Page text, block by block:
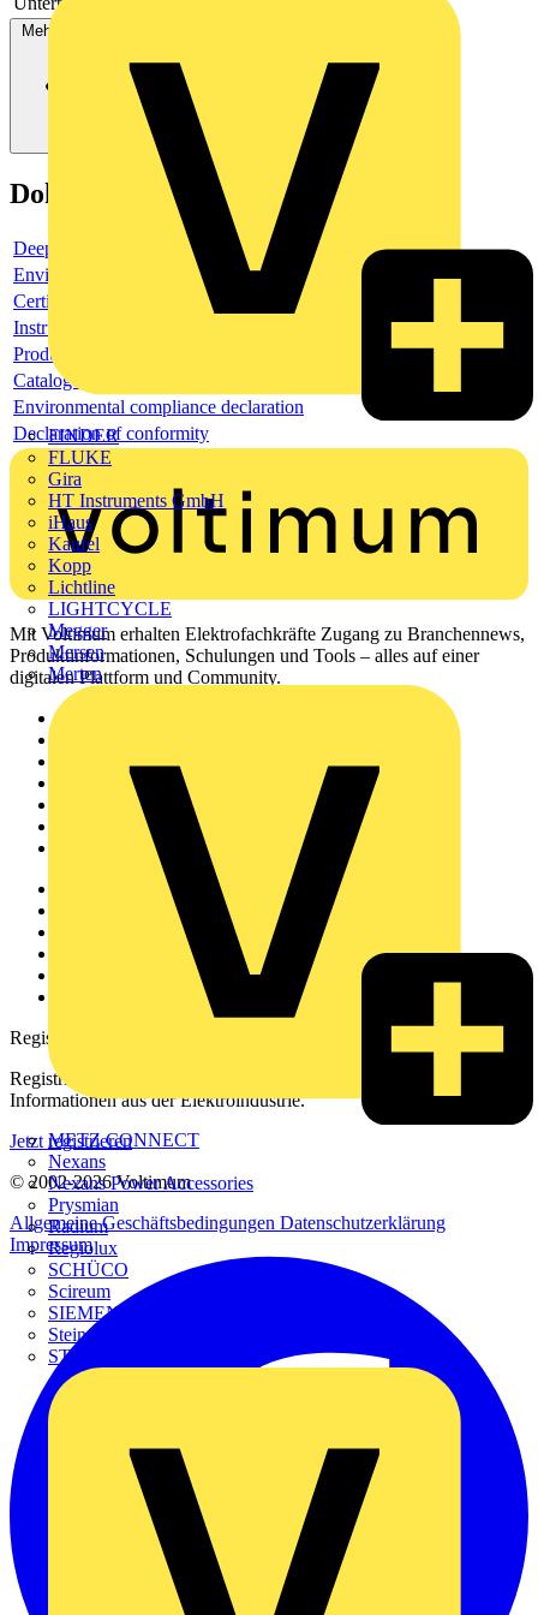
FINDER
FLUKE
Gira
HT Instruments GmbH
iHaus
Kaufel
Kopp
Lichtline
LIGHTCYCLE
Megger
Mersen
Merten
METZ CONNECT
Nexans
Nexans Power Accessories
Prysmian
Radium
Regiolux
SCHÜCO
Scireum
SIEMENS
Steinel
STRIEBEL & JOHN
Mehr anzeigen
Dokumente
Deeplink product page
Environmental compliance declaration
Certificate
Instruction sheet
Product data sheet
Catalogue
Environmental compliance declaration
Declaration of conformity
Mit Voltimum erhalten Elektrofachkräfte Zugang zu Branchennews,
Produktinformationen, Schulungen und Tools – alles auf einer
digitalen Plattform und Community.
Akademie
Produktsuche
Downloadbereich (PDFs)
Häufig gestellte Fragen
Registrierung
Registrieren Sie sich kostenlos und erhalten Sie stets aktuelle
Informationen aus der Elektroindustrie.
Jetzt registrieren
© 2002-2026Voltimum
Allgemeine Geschäftsbedingungen Datenschutzerklärung
Impressum